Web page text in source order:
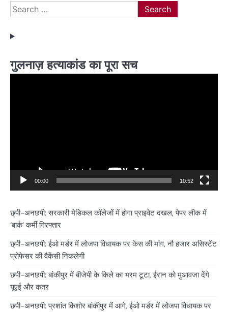
Search
for:
गुलनाज़ हत्याकांड का पूरा सच
00:00 10:52
छ्पी-अनछपी: सरकारी मेडिकल कॉलेजों में होगा प्राइवेट दखल, पेपर लीक में
‘बार्क’ कर्मी गिरफ्तार
छ्पी-अनछपी: ईओ मर्डर में लोजपा विधायक पर केस की मांग, नौ हजार असिस्टेंट
प्रोफेसर की वैकेंसी निकलेगी
छपी-अनछपी: बांकीपुर में बीजेपी के किले का भरम टूटा, ईरान को मुआवजा देंगे
यूएई और कतर
छपी-अनछपी: प्रशांत किशोर बांकीपुर में आगे, ईओ मर्डर में लोजपा विधायक पर